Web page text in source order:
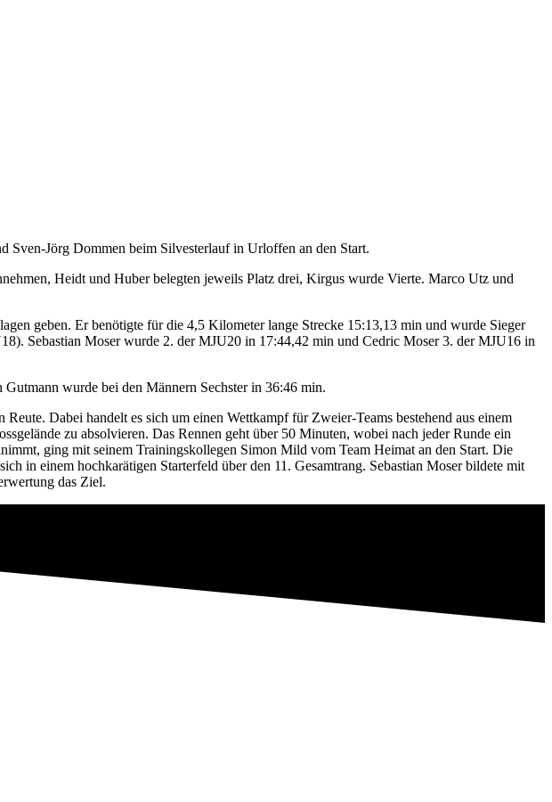
Sven-Jörg Dommen beim Silvesterlauf in Urloffen an den Start.
Heidt und Huber belegten jeweils Platz drei, Kirgus wurde Vierte. Marco Utz und
geben. Er benötigte für die 4,5 Kilometer lange Strecke 15:13,13 min und wurde Sieger
Sebastian Moser wurde 2. der MJU20 in 17:44,42 min und Cedric Moser 3. der MJU16 in
wurde bei den Männern Sechster in 36:46 min.
Dabei handelt es sich um einen Wettkampf für Zweier-Teams bestehend aus einem
zu absolvieren. Das Rennen geht über 50 Minuten, wobei nach jeder Runde ein
ging mit seinem Trainingskollegen Simon Mild vom Team Heimat an den Start. Die
in einem hochkarätigen Starterfeld über den 11. Gesamtrang. Sebastian Moser bildete mit
das Ziel.